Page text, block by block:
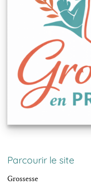
Parcourir le site
Grossesse